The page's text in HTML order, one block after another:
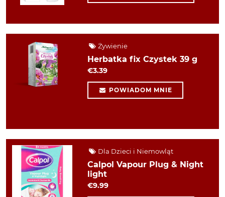
Żywienie
Herbatka fix Czystek 39 g
€3.39
POWIADOM MNIE
Dla Dzieci i Niemowląt
Calpol Vapour Plug & Night
light
€9.99